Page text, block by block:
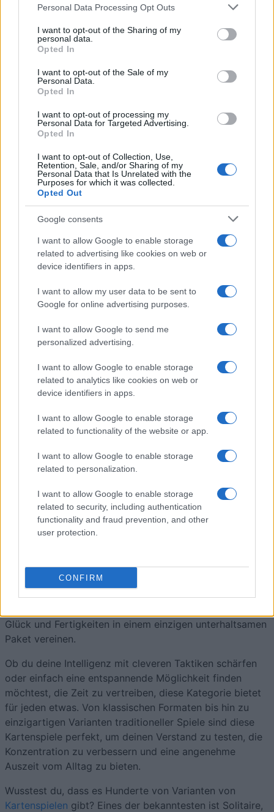
Please note that this website/app uses one or more Google
not limited to your visit or usage behaviour. You may click to
grant or deny consent to Google and its third-party tags to
use your data for below specified purposes in below Google
consent section.
Personal Data Processing Opt Outs
I want to opt-out of the Sharing of my
personal data.
Opted In
I want to opt-out of the Sale of my
Personal Data.
Opted In
I want to opt-out of processing my
Personal Data for Targeted Advertising.
Opted In
I want to opt-out of Collection, Use,
Retention, Sale, and/or Sharing of my
Personal Data that Is Unrelated with the
Purposes for which it was collected.
Opted Out
Google consents
I want to allow Google to enable storage
related to advertising like cookies on web or
device identifiers in apps.
I want to allow my user data to be sent to
Google for online advertising purposes.
I want to allow Google to send me
personalized advertising.
I want to allow Google to enable storage
related to analytics like cookies on web or
device identifiers in apps.
I want to allow Google to enable storage
related to functionality of the website or app.
I want to allow Google to enable storage
related to personalization.
I want to allow Google to enable storage
related to security, including authentication
functionality and fraud prevention, and other
user protection.
CONFIRM
Werbung
Kostenlose Card-Spiele.
Spiele deine Lieblings-card-Spiele – online und
kostenlos, präsentiert von BUZZR.
Glück und Fertigkeiten in einem einzigen unterhaltsamen
Paket vereinen.
Ob du deine Intelligenz mit cleveren Taktiken schärfen
oder einfach eine entspannende Möglichkeit finden
möchtest, die Zeit zu vertreiben, diese Kategorie bietet
für jeden etwas. Von klassischen Formaten bis hin zu
einzigartigen Varianten traditioneller Spiele sind diese
Kartenspiele perfekt, um deinen Verstand zu testen, die
Konzentration zu verbessern und eine angenehme
Auszeit vom Alltag zu bieten.
Wusstest du, dass es Hunderte von Varianten von
Kartenspielen gibt? Eines der bekanntesten ist Solitaire,